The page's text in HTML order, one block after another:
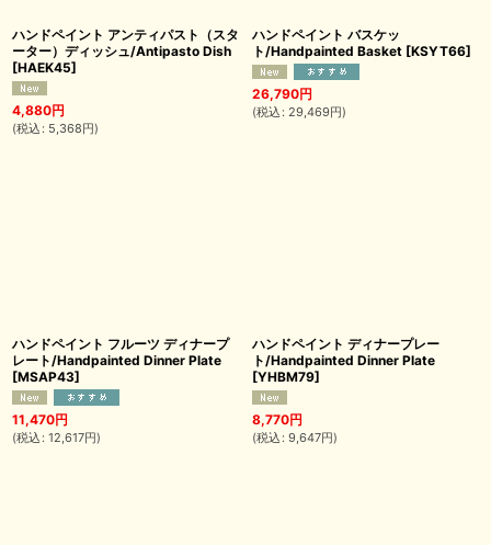
ハンドペイント アンティパスト（スタ
ーター）ディッシュ/Antipasto Dish
[HAEK45]
4,880円
(税込 : 5,368円)
ハンドペイント バスケッ
ト/Handpainted Basket [KSYT66]
26,790円
(税込 : 29,469円)
ハンドペイント フルーツ ディナープ
レート/Handpainted Dinner Plate
[MSAP43]
11,470円
(税込 : 12,617円)
ハンドペイント ディナープレー
ト/Handpainted Dinner Plate
[YHBM79]
8,770円
(税込 : 9,647円)